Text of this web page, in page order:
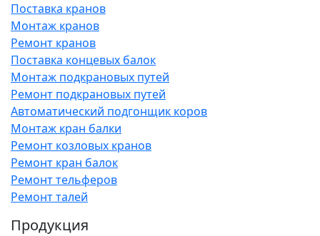
Поставка кранов
Монтаж кранов
Ремонт кранов
Поставка концевых балок
Монтаж подкрановых путей
Ремонт подкрановых путей
Автоматический подгонщик коров
Монтаж кран балки
Ремонт козловых кранов
Ремонт кран балок
Ремонт тельферов
Ремонт талей
Продукция